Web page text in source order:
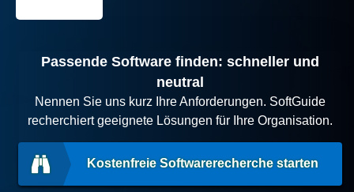
Passende Software finden: schneller und
neutral
Nennen Sie uns kurz Ihre Anforderungen. SoftGuide
recherchiert geeignete Lösungen für Ihre Organisation.
Kostenfreie Softwarerecherche starten